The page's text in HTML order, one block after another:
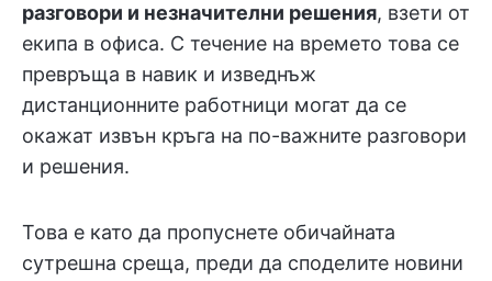
разговори и незначителни решения, взети от
екипа в офиса. С течение на времето това се
превръща в навик и изведнъж
дистанционните работници могат да се
окажат извън кръга на по-важните разговори
и решения.
Това е като да пропуснете обичайната
сутрешна среща, преди да споделите новини